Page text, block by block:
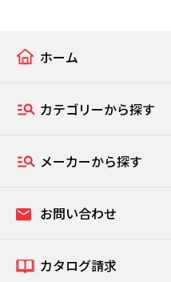
ホーム
カテゴリーから探す
メーカーから探す
お問い合わせ
カタログ請求